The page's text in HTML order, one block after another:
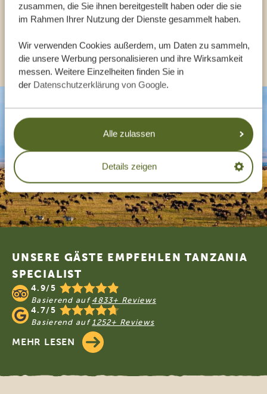
zusammen, die Sie ihnen bereitgestellt haben oder die sie
im Rahmen Ihrer Nutzung der Dienste gesammelt haben.
Wir verwenden Cookies außerdem, um Daten zu sammeln,
die unsere Werbung personalisieren und ihre Wirksamkeit
messen. Weitere Einzelheiten finden Sie in
der Datenschutzerklärung von Google.
Alle zulassen
Details zeigen
DE:+494087407061
ANDERE LÄNDER
Footer
UNSERE GÄSTE EMPFEHLEN TANZANIA
SPECIALIST
4.9/5
Basierend auf 4833+ Reviews
4.7/5
Basierend auf 1252+ Reviews
MEHR LESEN